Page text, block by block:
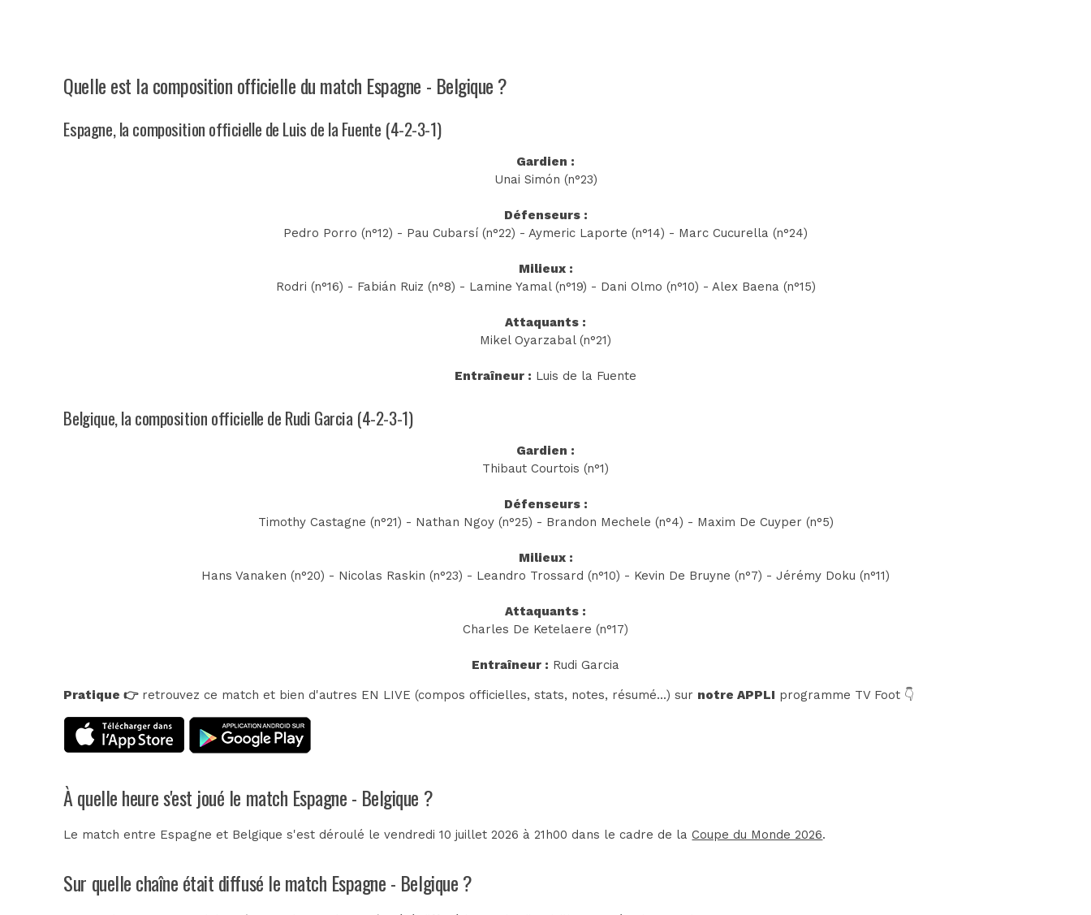
Quelle est la composition officielle du match Espagne - Belgique ?
Espagne, la composition officielle de Luis de la Fuente (4-2-3-1)
Gardien :
Unai Simón (n°23)
Défenseurs :
Pedro Porro (n°12) - Pau Cubarsí (n°22) - Aymeric Laporte (n°14) - Marc Cucurella (n°24)
Milieux :
Rodri (n°16) - Fabián Ruiz (n°8) - Lamine Yamal (n°19) - Dani Olmo (n°10) - Alex Baena (n°15)
Attaquants :
Mikel Oyarzabal (n°21)
Entraîneur : Luis de la Fuente
Belgique, la composition officielle de Rudi Garcia (4-2-3-1)
Gardien :
Thibaut Courtois (n°1)
Défenseurs :
Timothy Castagne (n°21) - Nathan Ngoy (n°25) - Brandon Mechele (n°4) - Maxim De Cuyper (n°5)
Milieux :
Hans Vanaken (n°20) - Nicolas Raskin (n°23) - Leandro Trossard (n°10) - Kevin De Bruyne (n°7) - Jérémy Doku (n°11)
Attaquants :
Charles De Ketelaere (n°17)
Entraîneur : Rudi Garcia
Pratique 👉retrouvez ce match et bien d'autres EN LIVE (compos officielles, stats, notes, résumé...) sur notre APPLI programme TV Foot 👇
À quelle heure s'est joué le match Espagne - Belgique ?
Le match entre Espagne et Belgique s'est déroulé le vendredi 10 juillet 2026 à 21h00 dans le cadre de laCoupe du Monde 2026.
Sur quelle chaîne était diffusé le match Espagne - Belgique ?